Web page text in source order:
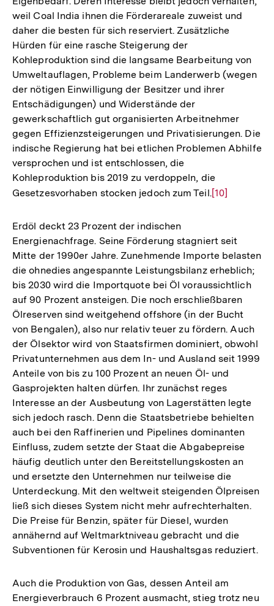
weil Coal India ihnen die Förderareale zuweist und
daher die besten für sich reserviert. Zusätzliche
Hürden für eine rasche Steigerung der
Kohleproduktion sind die langsame Bearbeitung von
Umweltauflagen, Probleme beim Landerwerb (wegen
der nötigen Einwilligung der Besitzer und ihrer
Entschädigungen) und Widerstände der
gewerkschaftlich gut organisierten Arbeitnehmer
gegen Effizienzsteigerungen und Privatisierungen. Die
indische Regierung hat bei etlichen Problemen Abhilfe
versprochen und ist entschlossen, die
Kohleproduktion bis 2019 zu verdoppeln, die
Gesetzesvorhaben stocken jedoch zum Teil.Zur
Fußnote
[10]
Erdöl deckt 23 Prozent der indischen
Energienachfrage. Seine Förderung stagniert seit
Mitte der 1990er Jahre. Zunehmende Importe belasten
die ohnedies angespannte Leistungsbilanz erheblich;
bis 2030 wird die Importquote bei Öl voraussichtlich
auf 90 Prozent ansteigen. Die noch erschließbaren
Ölreserven sind weitgehend offshore (in der Bucht
von Bengalen), also nur relativ teuer zu fördern. Auch
der Ölsektor wird von Staatsfirmen dominiert, obwohl
Privatunternehmen aus dem In- und Ausland seit 1999
Anteile von bis zu 100 Prozent an neuen Öl- und
Gasprojekten halten dürfen. Ihr zunächst reges
Interesse an der Ausbeutung von Lagerstätten legte
sich jedoch rasch. Denn die Staatsbetriebe behielten
auch bei den Raffinerien und Pipelines dominanten
Einfluss, zudem setzte der Staat die Abgabepreise
häufig deutlich unter den Bereitstellungskosten an
und ersetzte den Unternehmen nur teilweise die
Unterdeckung. Mit den weltweit steigenden Ölpreisen
ließ sich dieses System nicht mehr aufrechterhalten.
Die Preise für Benzin, später für Diesel, wurden
annähernd auf Weltmarktniveau gebracht und die
Subventionen für Kerosin und Haushaltsgas reduziert.
Auch die Produktion von Gas, dessen Anteil am
Energieverbrauch 6 Prozent ausmacht, stieg trotz neu